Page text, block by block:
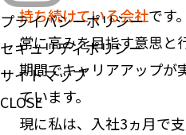
プライバシーポリシー
セキュリティポリシー
サイトマップ
CLOSE
持ち続けている会社です。
常に高みを目指す意思と
期間でキャリアアップが
ています。
現に私は、入社3ヵ月で